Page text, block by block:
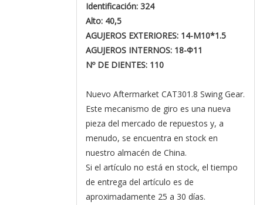
Identificación: 324
Alto: 40,5
AGUJEROS EXTERIORES: 14-M10*1.5
AGUJEROS INTERNOS: 18-Φ11
Nº DE DIENTES: 110
Nuevo Aftermarket CAT301.8 Swing Gear.
Este mecanismo de giro es una nueva
pieza del mercado de repuestos y, a
menudo, se encuentra en stock en
nuestro almacén de China.
Si el artículo no está en stock, el tiempo
de entrega del artículo es de
aproximadamente 25 a 30 días.